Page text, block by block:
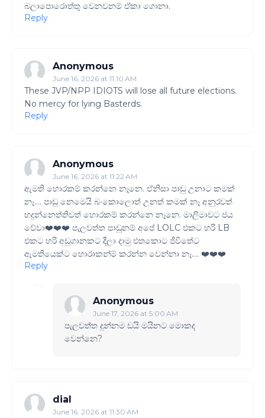
බලාපොරොත්තු වෙනවනම් ඒකා ගොනා.
Reply
Anonymous
June 16, 2026 at 11:10 AM
These JVP/NPP IDIOTS will lose all future elections.
No mercy for lying Basterds.
Reply
Anonymous
June 16, 2026 at 11:22 AM
ඇමති හොරකම් කරන්නෙ නෑනෙ. ඒනිසා පාඩු උනාට කමක්
නෑ…. පාඩු නෙමෙයි බංකොලොත් උනත් කමක් නෑ අනුරවත්
හදුන්නෙත්තිවත් හොරකම් කරන්නෙ නෑනෙ. මාලිමාවට ජය
වේවා❤️❤️❤️ පැලවත්ත පාඩුනම් අපේ LOLC එකට හරි LB
එකට හරි අඩුගානකට දීලා දාමු එතකොට ජීවිතේට
ඇමතියෙක්ට හොරාකන්ම් කරන්න වෙන්නා නෑ…. ❤️❤️❤️
Reply
Anonymous
June 17, 2026 at 5:00 AM
පැලවත්ත දුන්නම ඩයි මයිනට මොකද
වෙන්නෙ?
dial
June 16, 2026 at 11:30 AM